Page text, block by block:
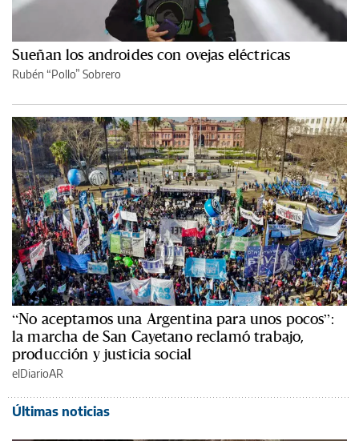
Sueñan los androides con ovejas eléctricas
Rubén “Pollo” Sobrero
“No aceptamos una Argentina para unos pocos”:
la marcha de San Cayetano reclamó trabajo,
producción y justicia social
elDiarioAR
Últimas noticias